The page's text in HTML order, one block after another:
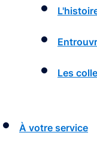
Les
À votre service